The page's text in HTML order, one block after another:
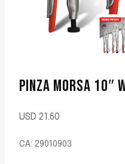
PINZA MORSA 10″
USD 21.60
CA: 29010903